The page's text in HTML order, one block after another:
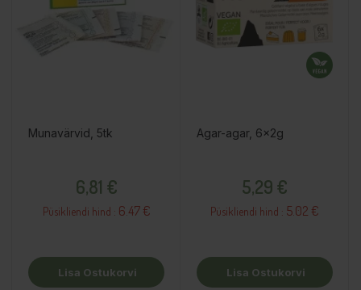
Munavärvid, 5tk
6,81 €
Püsikliendi hind : 6.47 €
Lisa Ostukorvi
Agar-agar, 6x2g
5,29 €
Püsikliendi hind : 5.02 €
Lisa Ostukorvi